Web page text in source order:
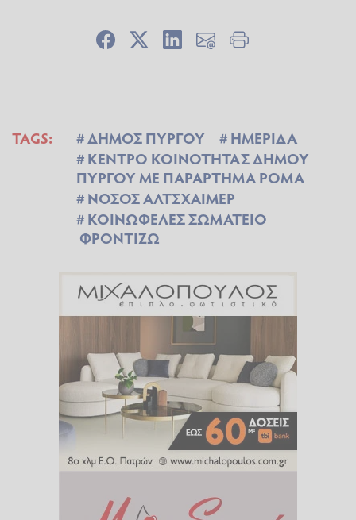
TAGS: ΔΗΜΟΣ ΠΥΡΓΟΥ
ΗΜΕΡΙΔΑ
ΚΕΝΤΡΟ ΚΟΙΝΟΤΗΤΑΣ ΔΗΜΟΥ
ΠΥΡΓΟΥ ΜΕ ΠΑΡΑΡΤΗΜΑ ΡΟΜΑ
NΟΣΟΣ ΑΛΤΣΧΑΙΜΕΡ
ΚΟΙΝΩΦΕΛΕΣ ΣΩΜΑΤΕΙΟ
ΦΡΟΝΤΙΖΩ